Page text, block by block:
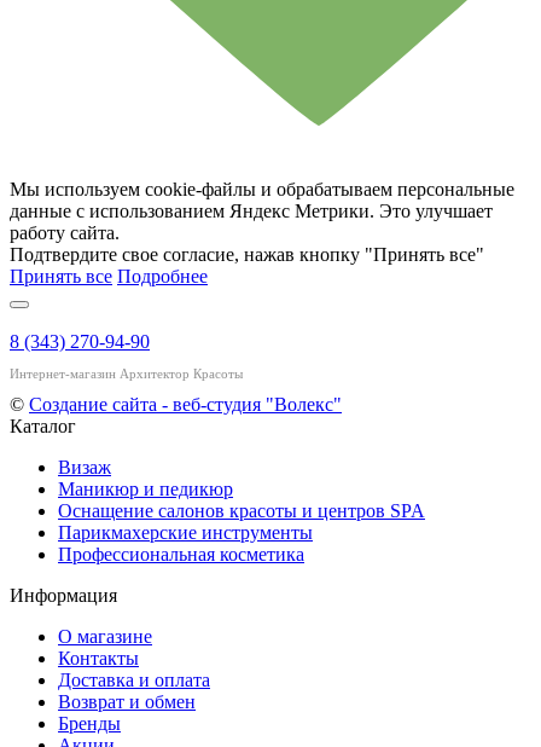
Мы используем cookie-файлы и обрабатываем персональные
данные с использованием Яндекс Метрики. Это улучшает
работу сайта.
Подтвердите свое согласие, нажав кнопку "Принять все"
Принять все Подробнее
8 (343) 270-94-90
Интернет-магазин Архитектор Красоты
© Создание сайта - веб-студия "Волекс"
Каталог
Визаж
Маникюр и педикюр
Оснащение салонов красоты и центров SPA
Парикмахерские инструменты
Профессиональная косметика
Информация
О магазине
Контакты
Доставка и оплата
Возврат и обмен
Бренды